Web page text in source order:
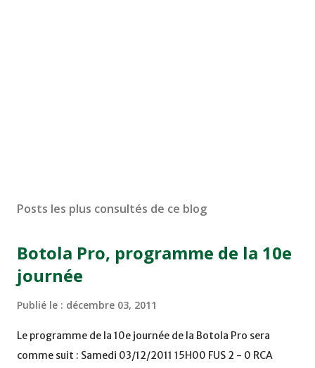
Posts les plus consultés de ce blog
Botola Pro, programme de la 10e
journée
Publié le : décembre 03, 2011
Le programme de la 10e journée de la Botola Pro sera
comme suit : Samedi 03/12/2011 15H00 FUS 2 - 0 RCA